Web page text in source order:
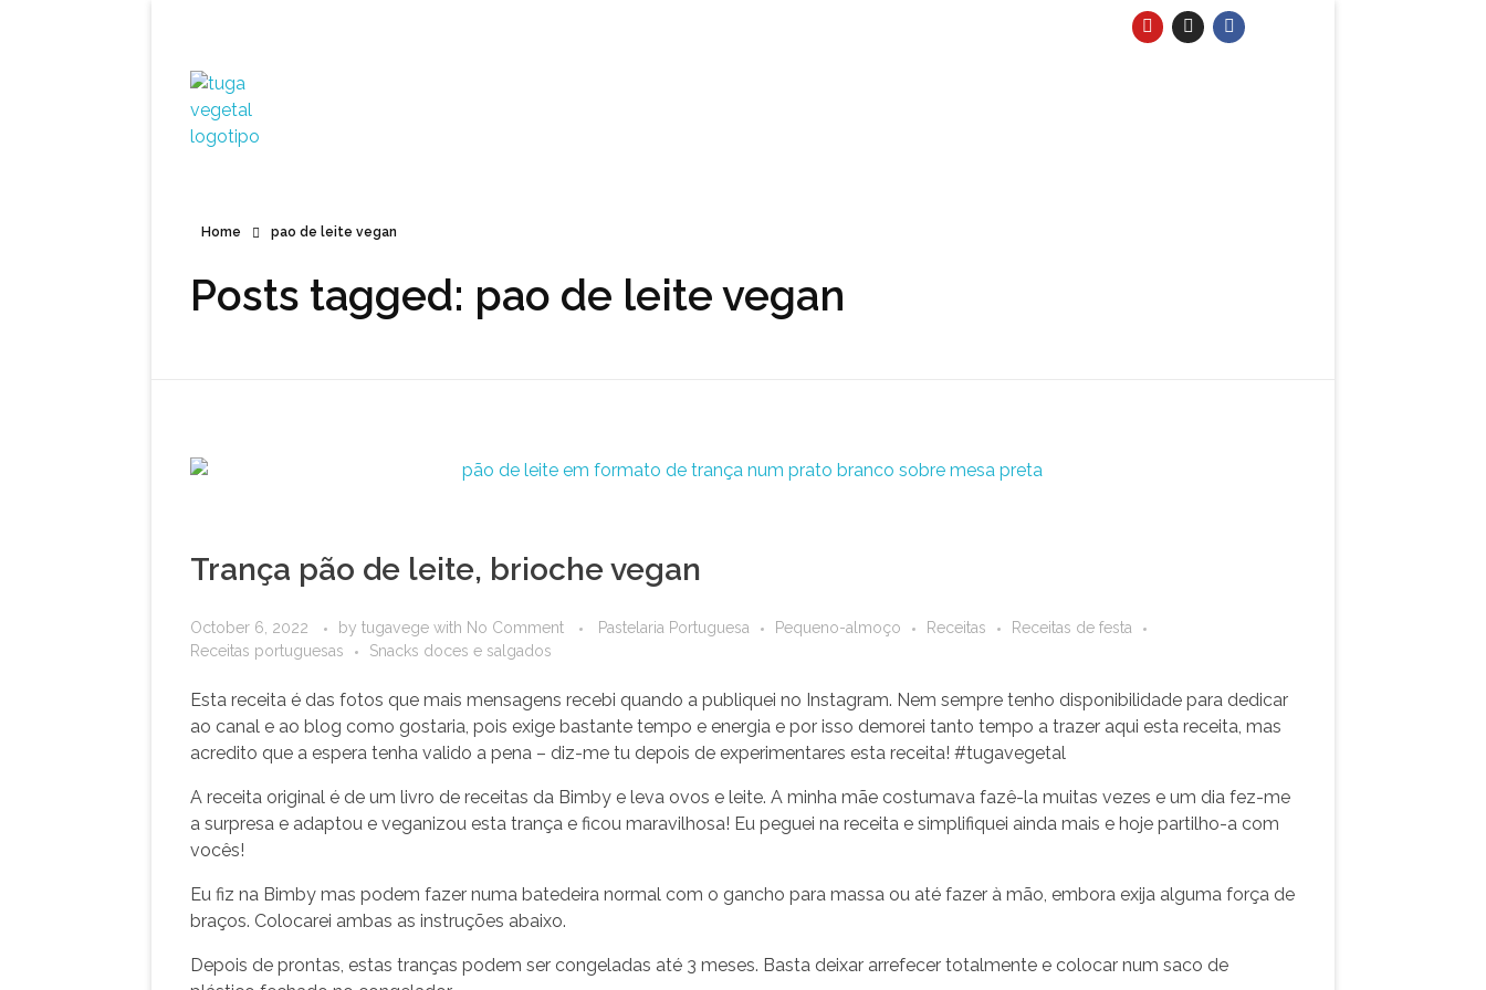
Home pao de leite vegan
Posts tagged: pao de leite vegan
Trança pão de leite, brioche vegan
October 6, 2022 by tugavege with No Comment Pastelaria Portuguesa Pequeno-almoço Receitas
Receitas de festa
Receitas portuguesas
Snacks doces e salgados
Esta receita é das fotos que mais mensagens recebi quando a publiquei no Instagram. Nem sempre tenho disponibilidade para dedicar
ao canal e ao blog como gostaria, pois exige bastante tempo e energia e por isso demorei tanto tempo a trazer aqui esta receita, mas
acredito que a espera tenha valido a pena – diz-me tu depois de experimentares esta receita! #tugavegetal
A receita original é de um livro de receitas da Bimby e leva ovos e leite. A minha mãe costumava fazê-la muitas vezes e um dia fez-me
a surpresa e adaptou e veganizou esta trança e ficou maravilhosa! Eu peguei na receita e simplifiquei ainda mais e hoje partilho-a com
vocês!
Eu fiz na Bimby mas podem fazer numa batedeira normal com o gancho para massa ou até fazer à mão, embora exija alguma força de
braços. Colocarei ambas as instruções abaixo.
Depois de prontas, estas tranças podem ser congeladas até 3 meses. Basta deixar arrefecer totalmente e colocar num saco de